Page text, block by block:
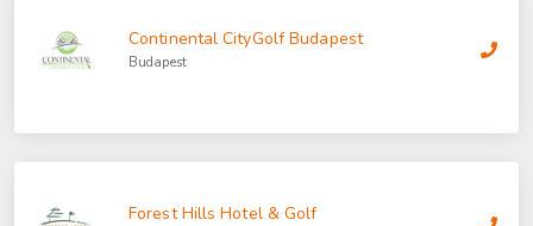
Continental CityGolf Budapest
Budapest
Forest Hills Hotel & Golf